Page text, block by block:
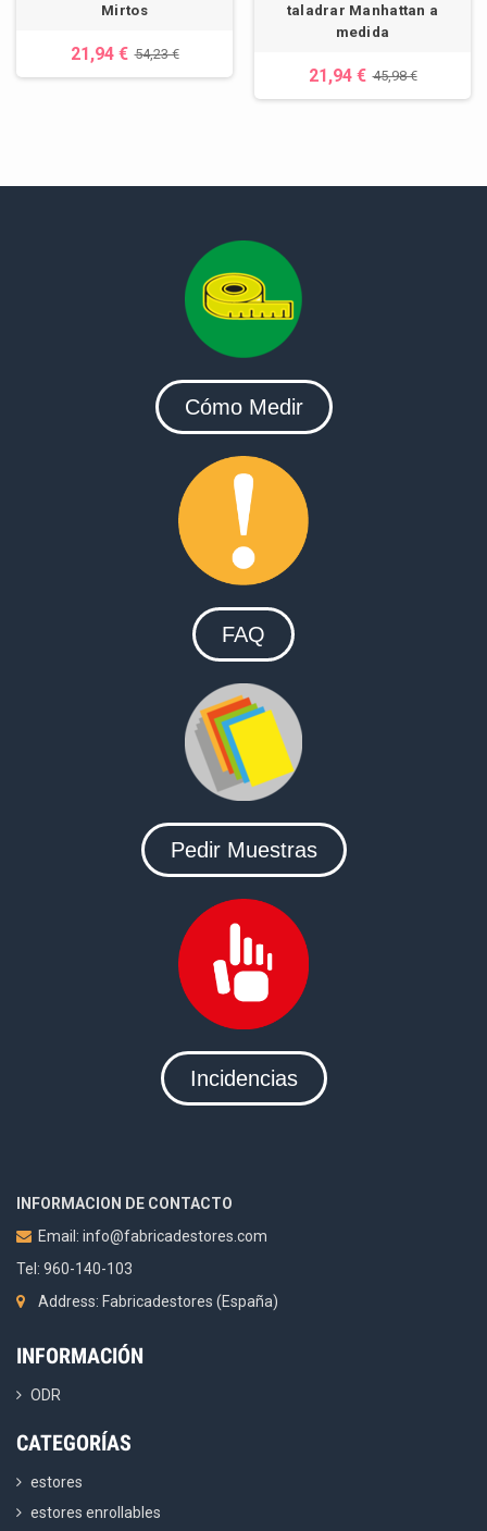
Mirtos
21,94 € 54,23 €
taladrar Manhattan a
medida
21,94 € 45,98 €
Cómo Medir
FAQ
Pedir Muestras
Incidencias
INFORMACION DE CONTACTO
Email: info@fabricadestores.com
Tel: 960-140-103
Address: Fabricadestores (España)
INFORMACIÓN
ODR
CATEGORÍAS
estores
estores enrollables